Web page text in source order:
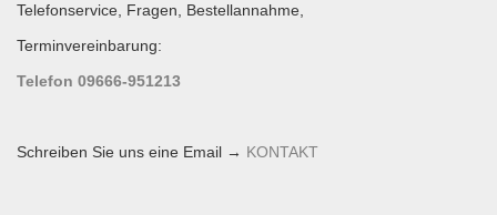
Telefonservice, Fragen, Bestellannahme,
Terminvereinbarung:
Telefon 09666-951213
Schreiben Sie uns eine Email → KONTAKT